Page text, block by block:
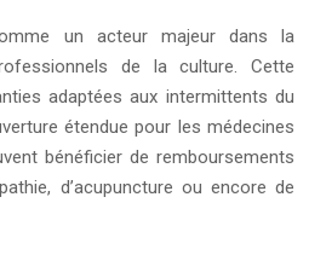
un acteur majeur dans la
de la culture. Cette
adaptées aux intermittents du
étendue pour les médecines
bénéficier de remboursements
d’acupuncture ou encore de